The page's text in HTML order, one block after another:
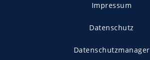
Impressum
Datenschutz
Datenschutzmanager